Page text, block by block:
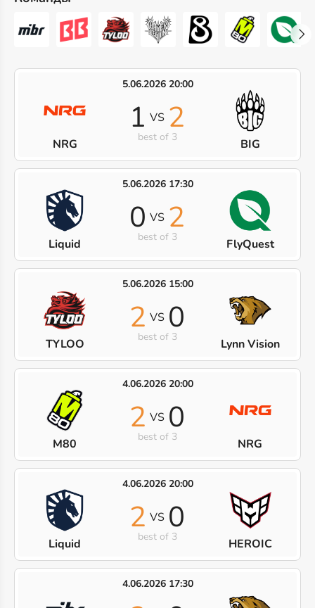
5.06.2026 20:00
NRG
1 VS 2
best of 3 BIG
5.06.2026 17:30
Liquid
0 VS 2
best of 3 FlyQuest
5.06.2026 15:00
TYLOO
2 VS 0
best of 3 Lynn Vision
4.06.2026 20:00
M80
2 VS 0
best of 3 NRG
4.06.2026 20:00
Liquid
2 VS 0
best of 3 HEROIC
4.06.2026 17:30